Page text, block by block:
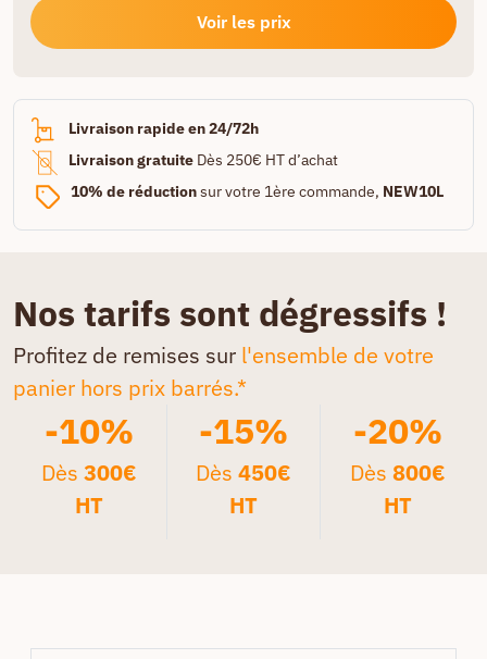
Voir les prix
Livraison rapide en 24/72h
Livraison gratuite Dès 250€ HT d’achat
10% de réductionsur votre 1ère commande, NEW10L
Nos tarifs sont dégressifs !
Profitez de remises sur l'ensemble de votre
panier hors prix barrés.*
-10%
Dès300€
HT
-15%
Dès 450€
HT
-20%
Dès 800€
HT